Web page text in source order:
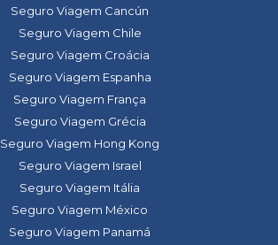
Seguro Viagem Cancún
Seguro Viagem Chile
Seguro Viagem Croácia
Seguro Viagem Espanha
Seguro Viagem França
Seguro Viagem Grécia
Seguro Viagem Hong Kong
Seguro Viagem Israel
Seguro Viagem Itália
Seguro Viagem México
Seguro Viagem Panamá